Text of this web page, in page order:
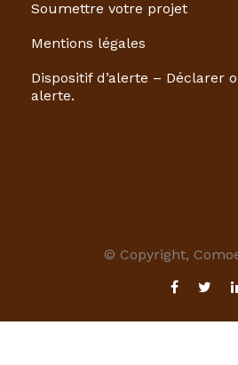
Soumettre votre projet
Mentions légales
Dispositif d’alerte – Déclarer
alerte.
© Copyright,